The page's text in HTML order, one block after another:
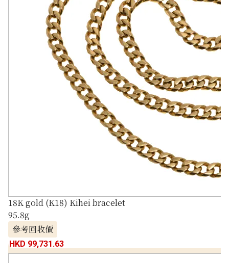
18K gold (K18) Kihei bracelet
95.8g
參考回收價
HKD 99,731.63